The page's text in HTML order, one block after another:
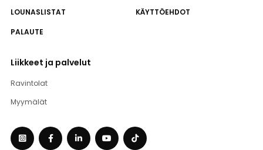
LOUNASLISTAT
KÄYTTÖEHDOT
PALAUTE
Liikkeet ja palvelut
Ravintolat
Myymälät